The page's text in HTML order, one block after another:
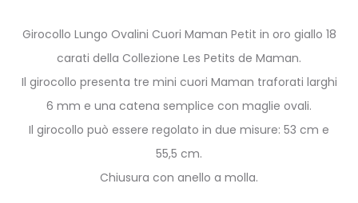
Girocollo Lungo Ovalini Cuori Maman Petit in oro giallo 18
carati della Collezione Les Petits de Maman.
Il girocollo presenta tre mini cuori Maman traforati larghi
6 mm e una catena semplice con maglie ovali.
Il girocollo può essere regolato in due misure: 53 cm e
55,5 cm.
Chiusura con anello a molla.